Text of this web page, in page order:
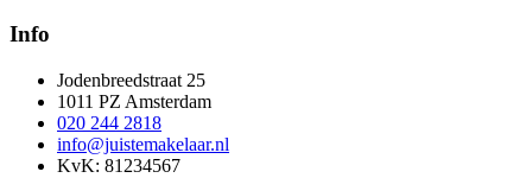
Info
Jodenbreedstraat 25
1011 PZ Amsterdam
020 244 2818
info@juistemakelaar.nl
KvK: 81234567